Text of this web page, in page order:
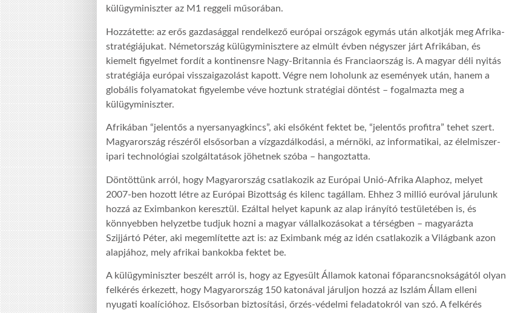
külügyminiszter az M1 reggeli műsorában.
Hozzátette: az erős gazdasággal rendelkező európai országok egymás után alkotják meg Afrika-
stratégiájukat. Németország külügyminisztere az elmúlt évben négyszer járt Afrikában, és
kiemelt figyelmet fordít a kontinensre Nagy-Britannia és Franciaország is. A magyar déli nyitás
stratégiája európai visszaigazolást kapott. Végre nem loholunk az események után, hanem a
globális folyamatokat figyelembe véve hoztunk stratégiai döntést – fogalmazta meg a
külügyminiszter.
Afrikában “jelentős a nyersanyagkincs”, aki elsőként fektet be, “jelentős profitra” tehet szert.
Magyarország részéről elsősorban a vízgazdálkodási, a mérnöki, az informatikai, az élelmiszer-
ipari technológiai szolgáltatások jöhetnek szóba – hangoztatta.
Döntöttünk arról, hogy Magyarország csatlakozik az Európai Unió-Afrika Alaphoz, melyet
2007-ben hozott létre az Európai Bizottság és kilenc tagállam. Ehhez 3 millió euróval járulunk
hozzá az Eximbankon keresztül. Ezáltal helyet kapunk az alap irányító testületében is, és
könnyebben helyzetbe tudjuk hozni a magyar vállalkozásokat a térségben – magyarázta
Szijjártó Péter, aki megemlítette azt is: az Eximbank még az idén csatlakozik a Világbank azon
alapjához, mely afrikai bankokba fektet be.
A külügyminiszter beszélt arról is, hogy az Egyesült Államok katonai főparancsnokságától olyan
felkérés érkezett, hogy Magyarország 150 katonával járuljon hozzá az Iszlám Állam elleni
nyugati koalícióhoz. Elsősorban biztosítási, őrzés-védelmi feladatokról van szó. A felkérés